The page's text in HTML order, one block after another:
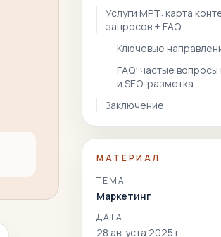
Услуги МРТ: карта
запросов + FAQ
Ключевые
FAQ: частые
и SEO-разметка
Заключение
МАТЕРИАЛ
ТЕМА
Маркетинг
ДАТА
28 августа 2025 г.